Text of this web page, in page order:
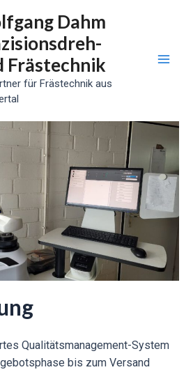
Dahm
Frästechnik
für Frästechnik aus
Qualitätsmanagement-System
bis zum Versand